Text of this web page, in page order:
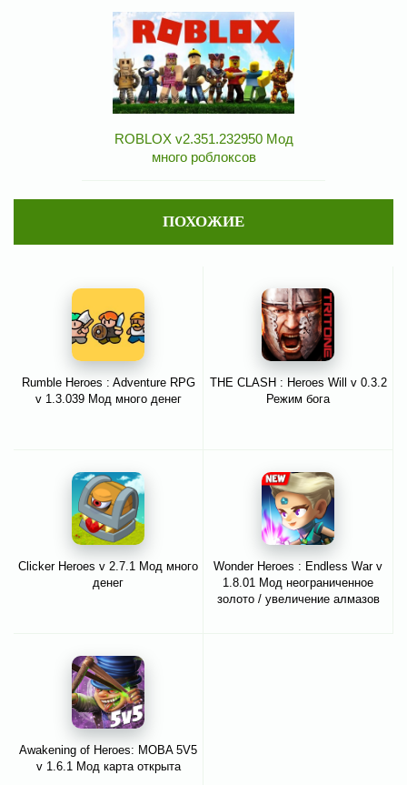
ROBLOX v2.351.232950 Мод
много роблоксов
ПОХОЖИЕ
Rumble Heroes : Adventure RPG
v 1.3.039 Мод много денег
THE CLASH : Heroes Will v 0.3.2
Режим бога
Clicker Heroes v 2.7.1 Мод много
денег
Wonder Heroes : Endless War v
1.8.01 Мод неограниченное
золото / увеличение алмазов
Awakening of Heroes: MOBA 5V5
v 1.6.1 Мод карта открыта